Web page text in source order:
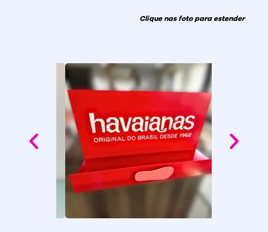
Clique nas foto para estender